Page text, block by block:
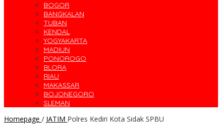
BOGOR
BANGKALAN
TUBAN
KENDAL
YOGYAKARTA
MADIUN
PONOROGO
BLORA
RIAU
MAKASSAR
BOJONEGORO
SLEMAN
Homepage / JATIM Polres Kediri Kota Sidak SPBU